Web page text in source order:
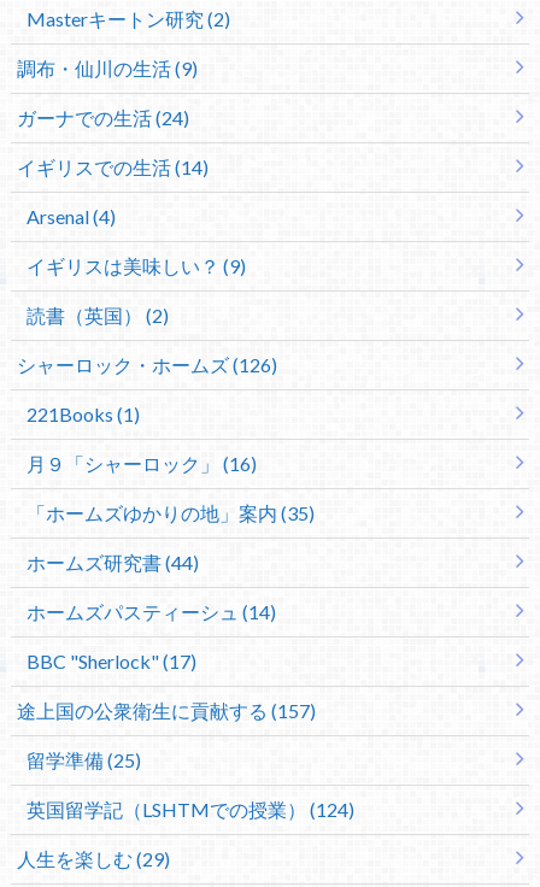
Masterキートン研究 (2)
調布・仙川の生活 (9)
ガーナでの生活 (24)
イギリスでの生活 (14)
Arsenal (4)
イギリスは美味しい？ (9)
読書（英国） (2)
シャーロック・ホームズ (126)
221Books (1)
月９「シャーロック」 (16)
「ホームズゆかりの地」案内 (35)
ホームズ研究書 (44)
ホームズパスティーシュ (14)
BBC "Sherlock" (17)
途上国の公衆衛生に貢献する (157)
留学準備 (25)
英国留学記（LSHTMでの授業） (124)
人生を楽しむ (29)